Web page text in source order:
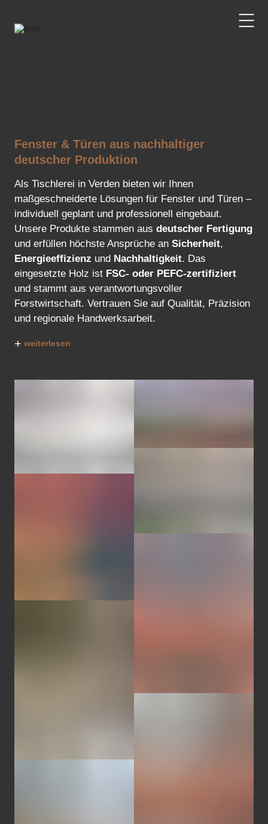
Fenster & Türen aus nachhaltiger
deutscher Produktion
Als Tischlerei in Verden bieten wir Ihnen
maßgeschneiderte Lösungen für Fenster und Türen –
individuell geplant und professionell eingebaut.
Unsere Produkte stammen aus deutscher Fertigung
und erfüllen höchste Ansprüche an Sicherheit,
Energieeffizienz und Nachhaltigkeit. Das
eingesetzte Holz ist FSC- oder PEFC-zertifiziert
und stammt aus verantwortungsvoller
Forstwirtschaft. Vertrauen Sie auf Qualität, Präzision
und regionale Handwerksarbeit.
+ weiterlesen